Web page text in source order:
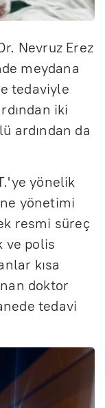
Nevruz Erez
meydana
tedaviyle
iki
ardından da
yönelik
yönetimi
resmi süreç
ve polis
kısa
doktor
tedavi